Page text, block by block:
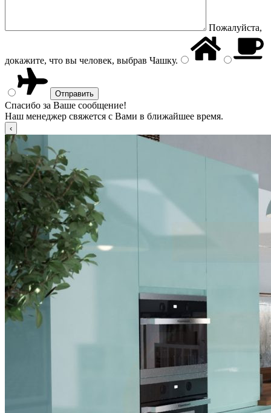
Пожалуйста,
докажите, что вы человек, выбрав Чашку.
Спасибо за Ваше сообщение!
Наш менеджер свяжется с Вами в ближайшее время.